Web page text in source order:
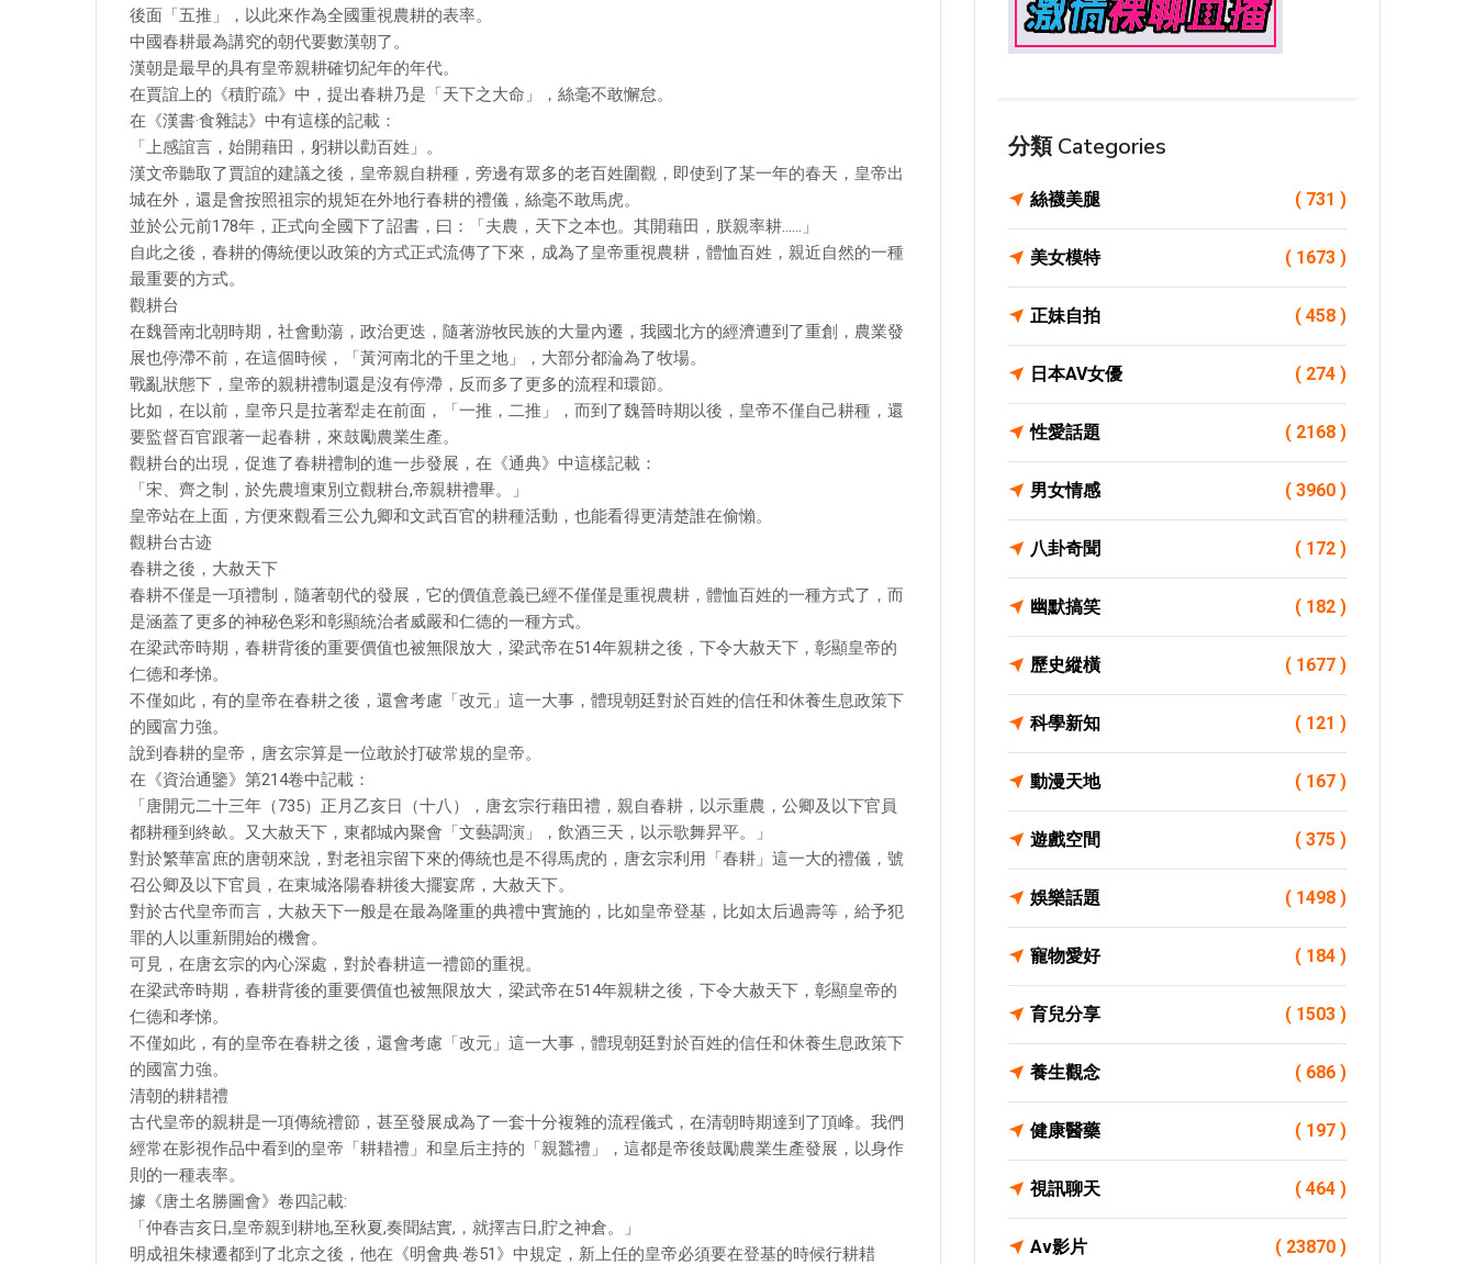
後面「五推」，以此來作為全國重視農耕的表率。
中國春耕最為講究的朝代要數漢朝了。
漢朝是最早的具有皇帝親耕確切紀年的年代。
在賈誼上的《積貯疏》中，提出春耕乃是「天下之大命」，絲毫不敢懈怠。
在《漢書·食雜誌》中有這樣的記載：
「上感誼言，始開藉田，躬耕以勸百姓」。
漢文帝聽取了賈誼的建議之後，皇帝親自耕種，旁邊有眾多的老百姓圍觀，即使到了某一年的春天，皇帝出
城在外，還是會按照祖宗的規矩在外地行春耕的禮儀，絲毫不敢馬虎。
並於公元前178年，正式向全國下了詔書，曰：「夫農，天下之本也。其開藉田，朕親率耕……」
自此之後，春耕的傳統便以政策的方式正式流傳了下來，成為了皇帝重視農耕，體恤百姓，親近自然的一種
最重要的方式。
觀耕台
在魏晉南北朝時期，社會動蕩，政治更迭，隨著游牧民族的大量內遷，我國北方的經濟遭到了重創，農業發
展也停滯不前，在這個時候，「黃河南北的千里之地」，大部分都淪為了牧場。
戰亂狀態下，皇帝的親耕禮制還是沒有停滯，反而多了更多的流程和環節。
比如，在以前，皇帝只是拉著犁走在前面，「一推，二推」，而到了魏晉時期以後，皇帝不僅自己耕種，還
要監督百官跟著一起春耕，來鼓勵農業生產。
觀耕台的出現，促進了春耕禮制的進一步發展，在《通典》中這樣記載：
「宋、齊之制，於先農壇東別立觀耕台,帝親耕禮畢。」
皇帝站在上面，方便來觀看三公九卿和文武百官的耕種活動，也能看得更清楚誰在偷懶。
觀耕台古迹
春耕之後，大赦天下
春耕不僅是一項禮制，隨著朝代的發展，它的價值意義已經不僅僅是重視農耕，體恤百姓的一種方式了，而
是涵蓋了更多的神秘色彩和彰顯統治者威嚴和仁德的一種方式。
在梁武帝時期，春耕背後的重要價值也被無限放大，梁武帝在514年親耕之後，下令大赦天下，彰顯皇帝的
仁德和孝悌。
不僅如此，有的皇帝在春耕之後，還會考慮「改元」這一大事，體現朝廷對於百姓的信任和休養生息政策下
的國富力強。
說到春耕的皇帝，唐玄宗算是一位敢於打破常規的皇帝。
在《資治通鑒》第214卷中記載：
「唐開元二十三年（735）正月乙亥日（十八），唐玄宗行藉田禮，親自春耕，以示重農，公卿及以下官員
都耕種到終畝。又大赦天下，東都城內聚會「文藝調演」，飲酒三天，以示歌舞昇平。」
對於繁華富庶的唐朝來說，對老祖宗留下來的傳統也是不得馬虎的，唐玄宗利用「春耕」這一大的禮儀，號
召公卿及以下官員，在東城洛陽春耕後大擺宴席，大赦天下。
對於古代皇帝而言，大赦天下一般是在最為隆重的典禮中實施的，比如皇帝登基，比如太后過壽等，給予犯
罪的人以重新開始的機會。
可見，在唐玄宗的內心深處，對於春耕這一禮節的重視。
在梁武帝時期，春耕背後的重要價值也被無限放大，梁武帝在514年親耕之後，下令大赦天下，彰顯皇帝的
仁德和孝悌。
不僅如此，有的皇帝在春耕之後，還會考慮「改元」這一大事，體現朝廷對於百姓的信任和休養生息政策下
的國富力強。
清朝的耕耤禮
古代皇帝的親耕是一項傳統禮節，甚至發展成為了一套十分複雜的流程儀式，在清朝時期達到了頂峰。我們
經常在影視作品中看到的皇帝「耕耤禮」和皇后主持的「親蠶禮」，這都是帝後鼓勵農業生產發展，以身作
則的一種表率。
據《唐土名勝圖會》卷四記載:
「仲春吉亥日,皇帝親到耕地,至秋夏,奏聞結實,，就擇吉日,貯之神倉。」
明成祖朱棣遷都到了北京之後，他在《明會典·卷51》中規定，新上任的皇帝必須要在登基的時候行耕耤
分類 Categories
絲襪美腿 ( 731 )
美女模特 ( 1673 )
正妹自拍 ( 458 )
日本AV女優 ( 274 )
性愛話題 ( 2168 )
男女情感 ( 3960 )
八卦奇聞 ( 172 )
幽默搞笑 ( 182 )
歷史縱橫 ( 1677 )
科學新知 ( 121 )
動漫天地 ( 167 )
遊戲空間 ( 375 )
娛樂話題 ( 1498 )
寵物愛好 ( 184 )
育兒分享 ( 1503 )
養生觀念 ( 686 )
健康醫藥 ( 197 )
視訊聊天 ( 464 )
Av影片 ( 23870 )